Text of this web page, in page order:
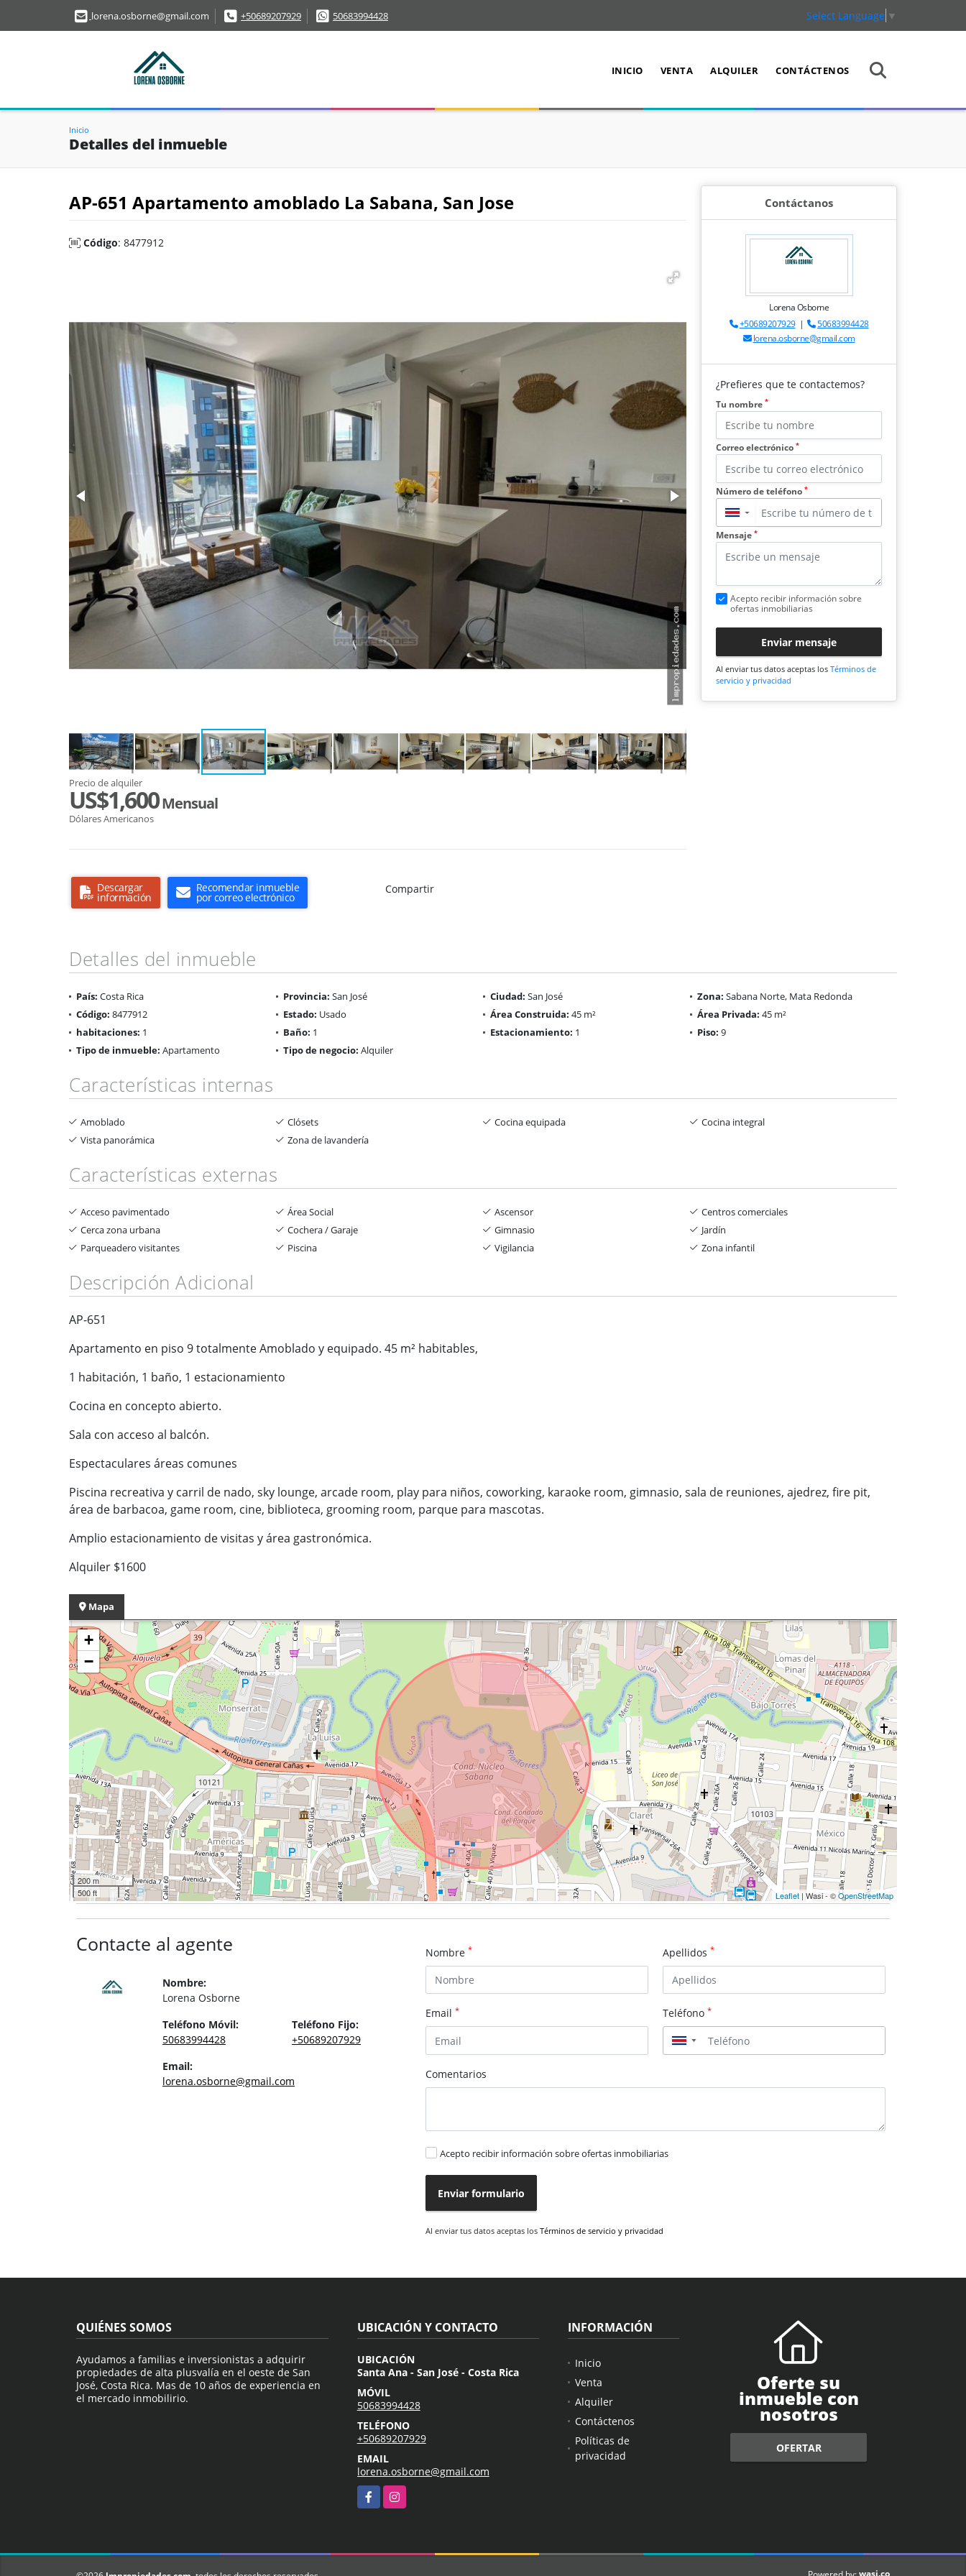
lorena.osborne@gmail.com +50689207929 50683994428 Select Language ▼
INICIO VENTA ALQUILER CONTÁCTENOS
Inicio
Detalles del inmueble
AP-651 Apartamento amoblado La Sabana, San Jose
Código: 8477912
Precio de alquiler
US$1,600Mensual
Dólares Americanos
Descargar
información
Recomendar inmueble
por correo electrónico
Compartir
Contáctanos
Lorena Osborne
+50689207929|
50683994428
lorena.osborne@gmail.com
¿Prefieres que te contactemos?
Tu nombre *
Correo electrónico *
Número de teléfono *
▼
Mensaje *
Acepto recibir información sobre
ofertas inmobiliarias
Enviar mensaje
Al enviar tus datos aceptas los Términos de
servicio y privacidad
Detalles del inmueble
País: Costa Rica Provincia: San José Ciudad: San José Zona: Sabana Norte, Mata Redonda
Código: 8477912 Estado: Usado Área Construida: 45 m² Área Privada: 45 m²
habitaciones: 1 Baño: 1 Estacionamiento: 1 Piso: 9
Tipo de inmueble: Apartamento Tipo de negocio: Alquiler
Características internas
Amoblado Clósets Cocina equipada
Cocina integral
Vista panorámica
Zona de lavandería
Características externas
Acceso pavimentado Área Social Ascensor
Centros comerciales
Cerca zona urbana
Cochera / Garaje Gimnasio
Jardín
Parqueadero visitantes
Piscina Vigilancia Zona infantil
Descripción Adicional
AP-651
Apartamento en piso 9 totalmente Amoblado y equipado. 45 m² habitables,
1 habitación, 1 baño, 1 estacionamiento
Cocina en concepto abierto.
Sala con acceso al balcón.
Espectaculares áreas comunes
Piscina recreativa y carril de nado, sky lounge, arcade room, play para niños, coworking, karaoke room, gimnasio, sala de reuniones, ajedrez, fire pit,
área de barbacoa, game room, cine, biblioteca, grooming room, parque para mascotas.
Amplio estacionamiento de visitas y área gastronómica.
Alquiler $1600
Mapa
+
−
200 m
500 ft
Leaflet | Wasi - ©OpenStreetMap
Contacte al agente
Nombre:
Lorena Osborne
Teléfono Móvil:
50683994428
Teléfono Fijo:
+50689207929
Email:
lorena.osborne@gmail.com
Nombre * Apellidos *
Email * Teléfono *
▼
Comentarios
Acepto recibir información sobre ofertas inmobiliarias
Enviar formulario
Al enviar tus datos aceptas los Términos de servicio y privacidad
QUIÉNES SOMOS
Ayudamos a familias e inversionistas a adquirir
propiedades de alta plusvalía en el oeste de San
José, Costa Rica. Mas de 10 años de experiencia en
el mercado inmobilirio.
UBICACIÓN Y CONTACTO
UBICACIÓN
Santa Ana - San José - Costa Rica
MÓVIL
50683994428
TELÉFONO
+50689207929
EMAIL
lorena.osborne@gmail.com
FacebookInstagram
INFORMACIÓN
Inicio
Venta
Alquiler
Contáctenos
Políticas de
privacidad
Oferte su
inmueble con
nosotros
OFERTAR